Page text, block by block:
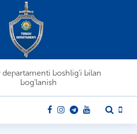
departamenti boshlig'i bilan
bog'lanish